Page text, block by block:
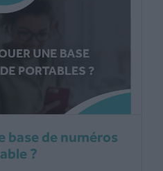
base de numéros
?